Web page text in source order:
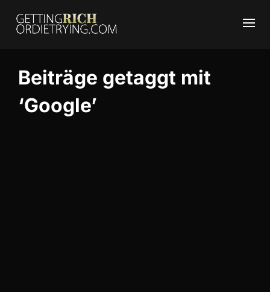
Beiträge getaggt mit
‘Google’